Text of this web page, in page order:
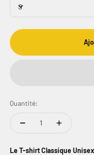
S
Quantité:
Le T-shirt Classique